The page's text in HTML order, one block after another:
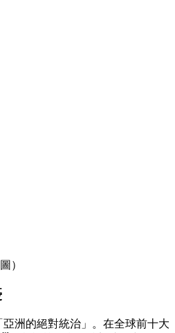
）
洲的絕對統治」。在全球前十大